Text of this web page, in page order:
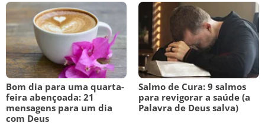
Bom dia para uma quarta-
feira abençoada: 21
mensagens para um dia
com Deus
Salmo de Cura: 9 salmos
para revigorar a saúde (a
Palavra de Deus salva)